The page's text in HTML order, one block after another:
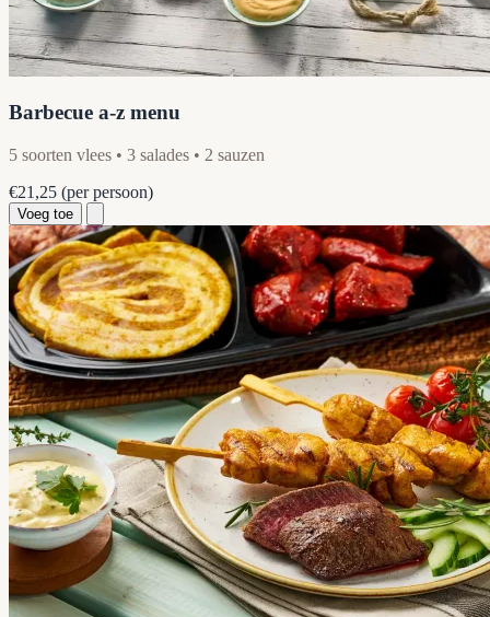
Barbecue a-z menu
5 soorten vlees • 3 salades • 2 sauzen
€21,25 (per persoon)
Voeg toe